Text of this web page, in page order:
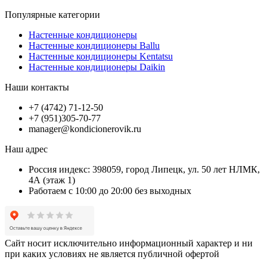
Популярные категории
Настенные кондиционеры
Настенные кондиционеры Ballu
Настенные кондиционеры Kentatsu
Настенные кондиционеры Daikin
Наши контакты
+7 (4742) 71-12-50
+7 (951)305-70-77
manager@kondicionerovik.ru
Наш адрес
Россия индекс: 398059, город Липецк, ул. 50 лет НЛМК,
4А (этаж 1)
Работаем с 10:00 до 20:00 без выходных
Сайт носит исключительно информационный характер и ни
при каких условиях не является публичной офертой